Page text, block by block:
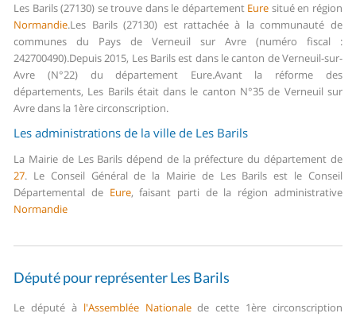
Les Barils (27130) se trouve dans le département Eure situé en région
Normandie.Les Barils (27130) est rattachée à la communauté de
communes du Pays de Verneuil sur Avre (numéro fiscal :
242700490).Depuis 2015, Les Barils est dans le canton de Verneuil-sur-
Avre (N°22) du département Eure.Avant la réforme des
départements, Les Barils était dans le canton N°35 de Verneuil sur
Avre dans la 1ère circonscription.
Les administrations de la ville de Les Barils
La Mairie de Les Barils dépend de la préfecture du département de
27. Le Conseil Général de la Mairie de Les Barils est le Conseil
Départemental de Eure, faisant parti de la région administrative
Normandie
Député pour représenter Les Barils
Le député à l'Assemblée Nationalede cette 1ère circonscription